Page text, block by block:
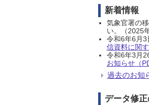
新着情報
気象官署の
い。（2025
令和6年6月3
信資料に関
令和6年3月
お知らせ（
過去のお知
データ修